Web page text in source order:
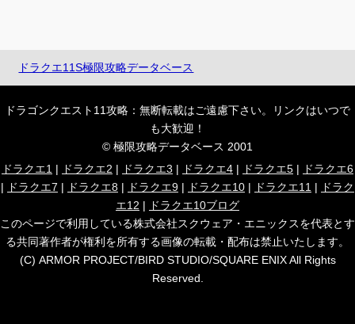
ドラクエ11S極限攻略データベース
ドラゴンクエスト11攻略：無断転載はご遠慮下さい。リンクはいつで
も大歓迎！
© 極限攻略データベース 2001
ドラクエ1 | ドラクエ2 | ドラクエ3 | ドラクエ4 | ドラクエ5 |
ドラクエ6
|
ドラクエ7 | ドラクエ8 | ドラクエ9 | ドラクエ10 | ドラクエ11 |
ドラク
エ12 |
ドラクエ10ブログ
このページで利用している株式会社スクウェア・エニックスを代表とす
る共同著作者が権利を所有する画像の転載・配布は禁止いたします。
(C) ARMOR PROJECT/BIRD STUDIO/SQUARE ENIX All Rights
Reserved.